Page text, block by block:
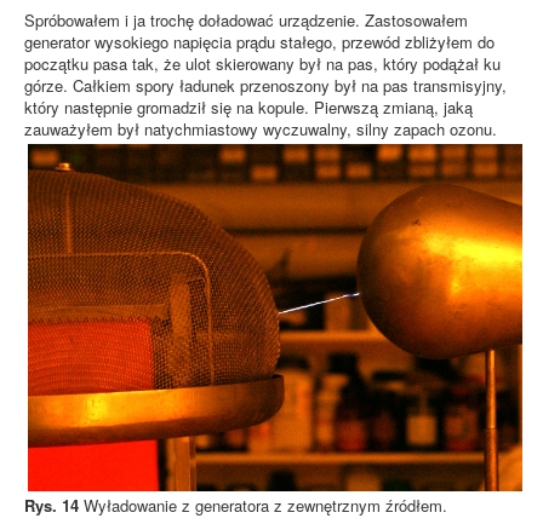
Spróbowałem i ja trochę doładować urządzenie. Zastosowałem
generator wysokiego napięcia prądu stałego, przewód zbliżyłem do
początku pasa tak, że ulot skierowany był na pas, który podążał ku
górze. Całkiem spory ładunek przenoszony był na pas transmisyjny,
który następnie gromadził się na kopule. Pierwszą zmianą, jaką
zauważyłem był natychmiastowy wyczuwalny, silny zapach ozonu.
Rys. 14 Wyładowanie z generatora z zewnętrznym źródłem.